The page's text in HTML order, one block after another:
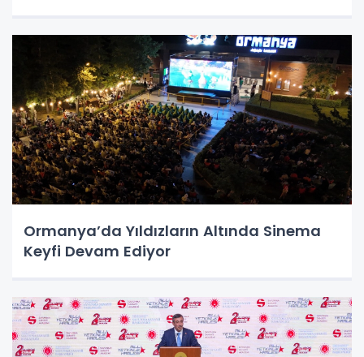
Ormanya’da Yıldızların Altında Sinema
Keyfi Devam Ediyor